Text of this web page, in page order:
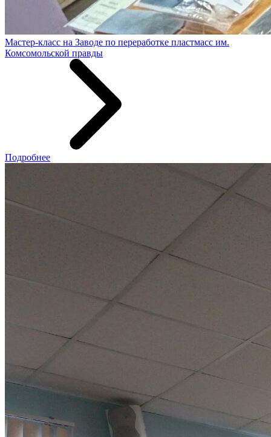
Мастер-класс на Заводе по переработке пластмасс им.
Комсомольской правды
Подробнее